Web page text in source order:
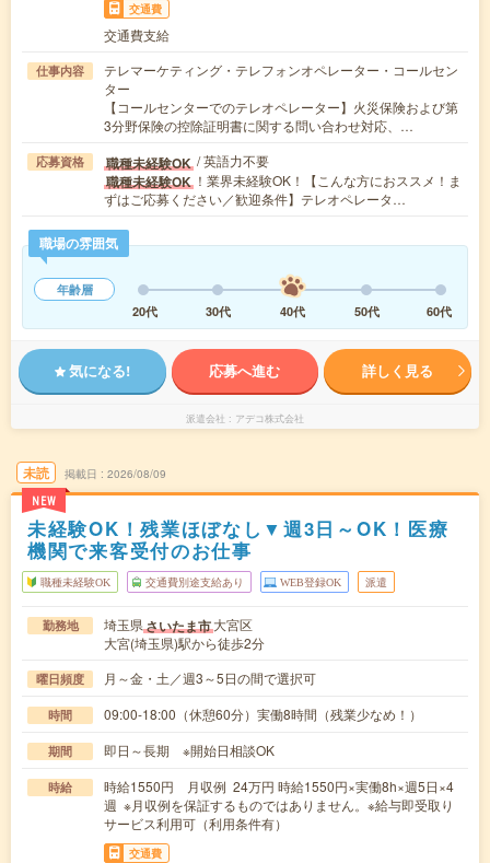
交通費
交通費支給
仕事内容
テレマーケティング・テレフォンオペレーター・コールセン
ター
【コールセンターでのテレオペレーター】火災保険および第
3分野保険の控除証明書に関する問い合わせ対応、…
応募資格 職種未経験OK / 英語力不要
職種未経験OK ！業界未経験OK！【こんな方におススメ！ま
ずはご応募ください／歓迎条件】テレオペレータ…
職場の雰囲気
年齢層
20代
30代 40代 50代 60代
気になる! 応募へ進む 詳しく見る
派遣会社 アデコ株式会社
未読
NEW
掲載日 2026/08/09
未経験OK！残業ほぼなし▼週3日～OK！医療
機関で来客受付のお仕事
職種未経験OK 交通費別途支給あり WEB登録OK 派遣
勤務地 埼玉県さいたま市大宮区
大宮(埼玉県)駅から徒歩2分
曜日頻度 月～金・土／週3～5日の間で選択可
時間 09:00-18:00（休憩60分）実働8時間（残業少なめ！）
期間 即日～長期 ※開始日相談OK
時給
時給1550円 月収例 24万円 時給1550円×実働8h×週5日×4
週 ※月収例を保証するものではありません。※給与即受取り
サービス利用可（利用条件有）
交通費